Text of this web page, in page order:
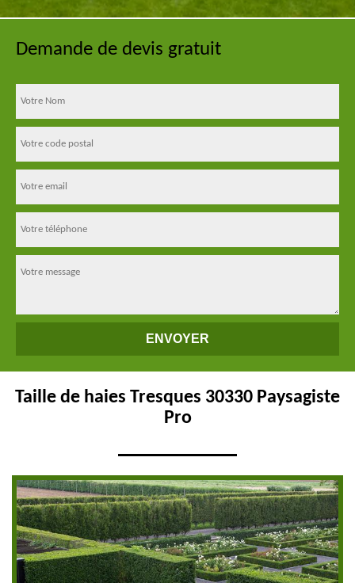
Demande de devis gratuit
Taille de haies Tresques 30330 Paysagiste
Pro